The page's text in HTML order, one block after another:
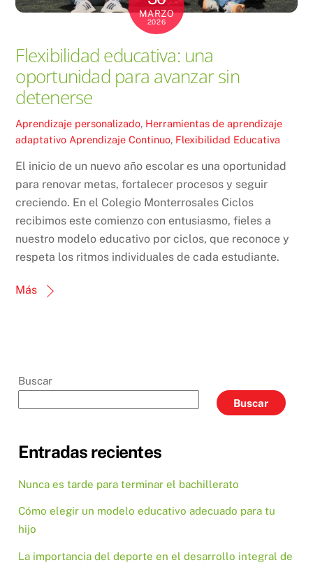
MARZO
2026
Flexibilidad educativa: una
oportunidad para avanzar sin
detenerse
Aprendizaje personalizado, Herramientas de aprendizaje
adaptativo Aprendizaje Continuo, Flexibilidad Educativa
El inicio de un nuevo año escolar es una oportunidad
para renovar metas, fortalecer procesos y seguir
creciendo. En el Colegio Monterrosales Ciclos
recibimos este comienzo con entusiasmo, fieles a
nuestro modelo educativo por ciclos, que reconoce y
respeta los ritmos individuales de cada estudiante.
Más
Buscar
Buscar
Entradas recientes
Nunca es tarde para terminar el bachillerato
Cómo elegir un modelo educativo adecuado para tu
hijo
La importancia del deporte en el desarrollo integral de